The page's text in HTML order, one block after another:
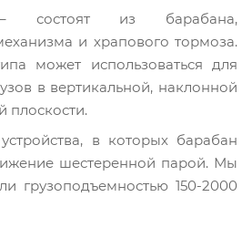
состоят из барабана,
и храпового тормоза.
может использоваться для
в вертикальной, наклонной
плоскости.
в которых барабан
шестеренной парой. Мы
грузоподъемностью 150-2000